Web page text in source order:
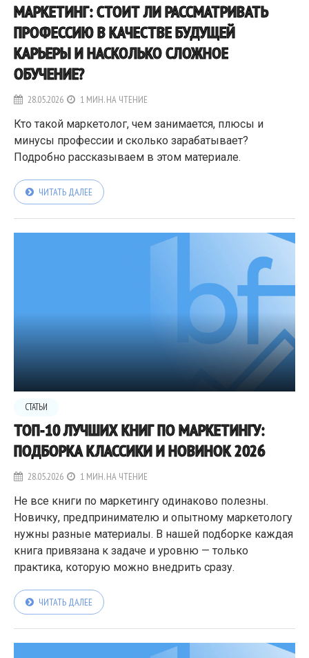
МАРКЕТИНГ: СТОИТ ЛИ РАССМАТРИВАТЬ
ПРОФЕССИЮ В КАЧЕСТВЕ БУДУЩЕЙ
КАРЬЕРЫ И НАСКОЛЬКО СЛОЖНОЕ
ОБУЧЕНИЕ?
28.05.2026 1 МИН. НА ЧТЕНИЕ
Кто такой маркетолог, чем занимается, плюсы и
минусы профессии и сколько зарабатывает?
Подробно рассказываем в этом материале.
ЧИТАТЬ ДАЛЕЕ
СТАТЬИ
ТОП-10 ЛУЧШИХ КНИГ ПО МАРКЕТИНГУ:
ПОДБОРКА КЛАССИКИ И НОВИНОК 2026
28.05.2026 1 МИН. НА ЧТЕНИЕ
Не все книги по маркетингу одинаково полезны.
Новичку, предпринимателю и опытному маркетологу
нужны разные материалы. В нашей подборке каждая
книга привязана к задаче и уровню — только
практика, которую можно внедрить сразу.
ЧИТАТЬ ДАЛЕЕ